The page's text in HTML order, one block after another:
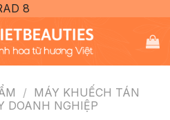
8
đến
nội
/ MÁY KHUẾCH TÁN
DOANH NGHIỆP